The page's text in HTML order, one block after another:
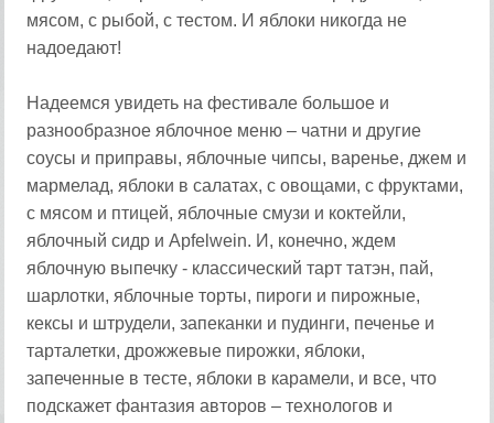
мясом, с рыбой, с тестом. И яблоки никогда не
надоедают!
Надеемся увидеть на фестивале большое и
разнообразное яблочное меню – чатни и другие
соусы и приправы, яблочные чипсы, варенье, джем и
мармелад, яблоки в салатах, с овощами, с фруктами,
с мясом и птицей, яблочные смузи и коктейли,
яблочный сидр и Apfelwein. И, конечно, ждем
яблочную выпечку - классический тарт татэн, пай,
шарлотки, яблочные торты, пироги и пирожные,
кексы и штрудели, запеканки и пудинги, печенье и
тарталетки, дрожжевые пирожки, яблоки,
запеченные в тесте, яблоки в карамели, и все, что
подскажет фантазия авторов – технологов и